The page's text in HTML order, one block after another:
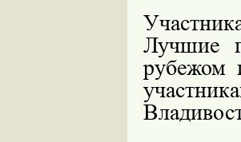
Лучшие
рубежом